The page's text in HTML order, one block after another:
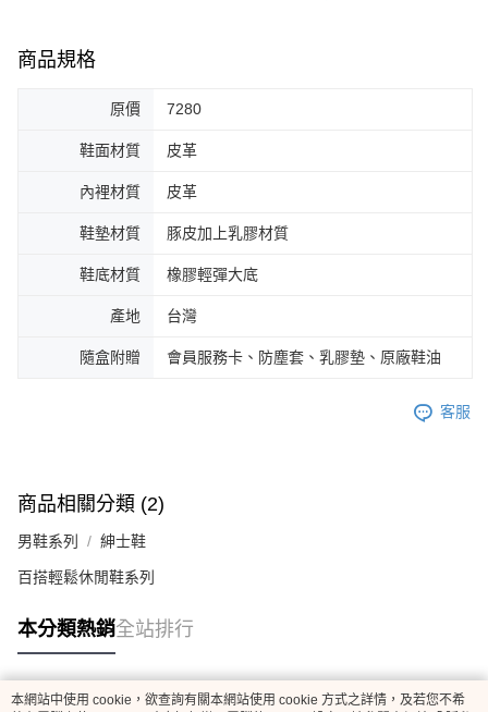
商品規格
原價 7280
鞋面材質 皮革
內裡材質 皮革
鞋墊材質 豚皮加上乳膠材質
鞋底材質 橡膠輕彈大底
產地 台灣
隨盒附贈 會員服務卡、防塵套、乳膠墊、原廠鞋油
客服
商品相關分類 (2)
男鞋系列 紳士鞋
百搭輕鬆休閒鞋系列
本分類熱銷全站排行
本網站中使用 cookie，欲查詢有關本網站使用 cookie 方式之詳情，及若您不希